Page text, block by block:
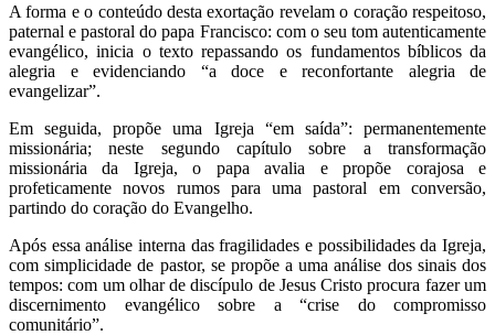
A forma e o conteúdo desta exortação revelam o coração respeitoso,
paternal e pastoral do papa Francisco: com o seu tom autenticamente
evangélico, inicia o texto repassando os fundamentos bíblicos da
alegria e evidenciando “a doce e reconfortante alegria de
evangelizar”.
Em seguida, propõe uma Igreja “em saída”: permanentemente
missionária; neste segundo capítulo sobre a transformação
missionária da Igreja, o papa avalia e propõe corajosa e
profeticamente novos rumos para uma pastoral em conversão,
partindo do coração do Evangelho.
Após essa análise interna das fragilidades e possibilidades da Igreja,
com simplicidade de pastor, se propõe a uma análise dos sinais dos
tempos: com um olhar de discípulo de Jesus Cristo procura fazer um
discernimento evangélico sobre a “crise do compromisso
comunitário”.